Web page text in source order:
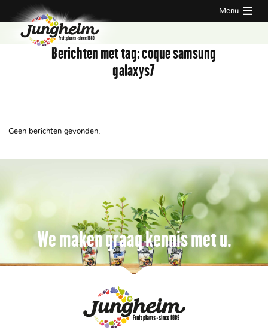
Menu
Berichten met tag:coque samsung
galaxys7
Geen berichten gevonden.
We maken graag kennis met u.